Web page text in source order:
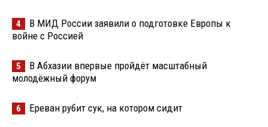
4
В МИД России заявили о подготовке Европы к
войне с Россией
5
В Абхазии впервые пройдёт масштабный
молодёжный форум
6 Ереван рубит сук, на котором сидит